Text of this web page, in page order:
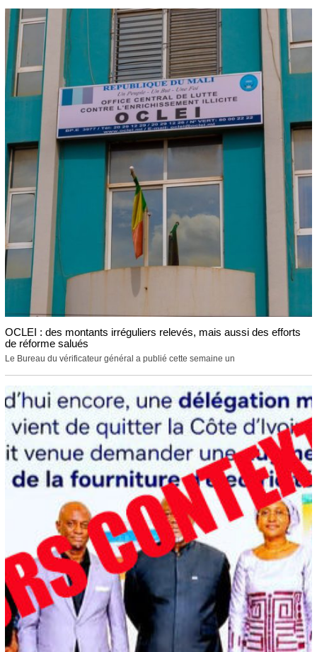
OCLEI : des montants irréguliers relevés, mais aussi des efforts
de réforme salués
Le Bureau du vérificateur général a publié cette semaine un